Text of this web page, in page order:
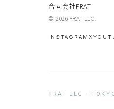
合同会社FRAT
© 2026 FRAT LLC.
INSTAGRAM X
FRAT LLC ·